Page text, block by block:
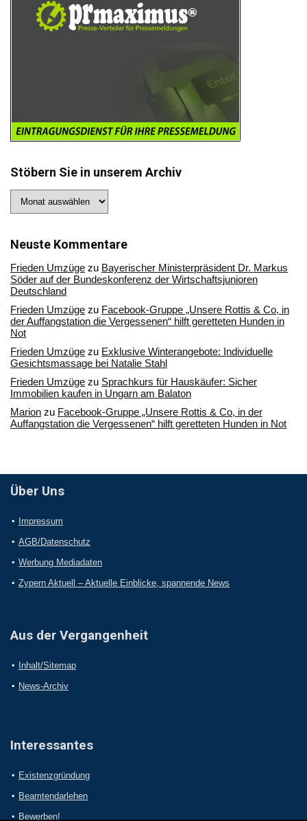
Stöbern Sie in unserem Archiv
Sie
Archiv
Neuste Kommentare
Frieden Umzüge zu Bayerischer Ministerpräsident Dr. Markus
Söder auf der Bundeskonferenz der Wirtschaftsjunioren
Deutschland
Frieden Umzüge zu Facebook-Gruppe „Unsere Rottis & Co, in
der Auffangstation die Vergessenen“ hilft geretteten Hunden in
Not
Frieden Umzüge zu Exklusive Winterangebote: Individuelle
Gesichtsmassage bei Natalie Stahl
Frieden Umzüge zu Sprachkurs für Hauskäufer: Sicher
Immobilien kaufen in Ungarn am Balaton
Marion zu Facebook-Gruppe „Unsere Rottis & Co, in der
Auffangstation die Vergessenen“ hilft geretteten Hunden in Not
Über Uns
Impressum
AGB/Datenschutz
Werbung Mediadaten
Zypern Aktuell – Aktuelle Einblicke, spannende News
Aus der Vergangenheit
Inhalt/Sitemap
News-Archiv
Interessantes
Existenzgründung
Beamtendarlehen
Bewerben!